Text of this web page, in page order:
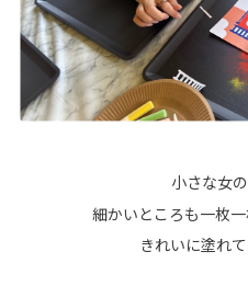
小さな女
細かいところも一枚
きれいに塗れ